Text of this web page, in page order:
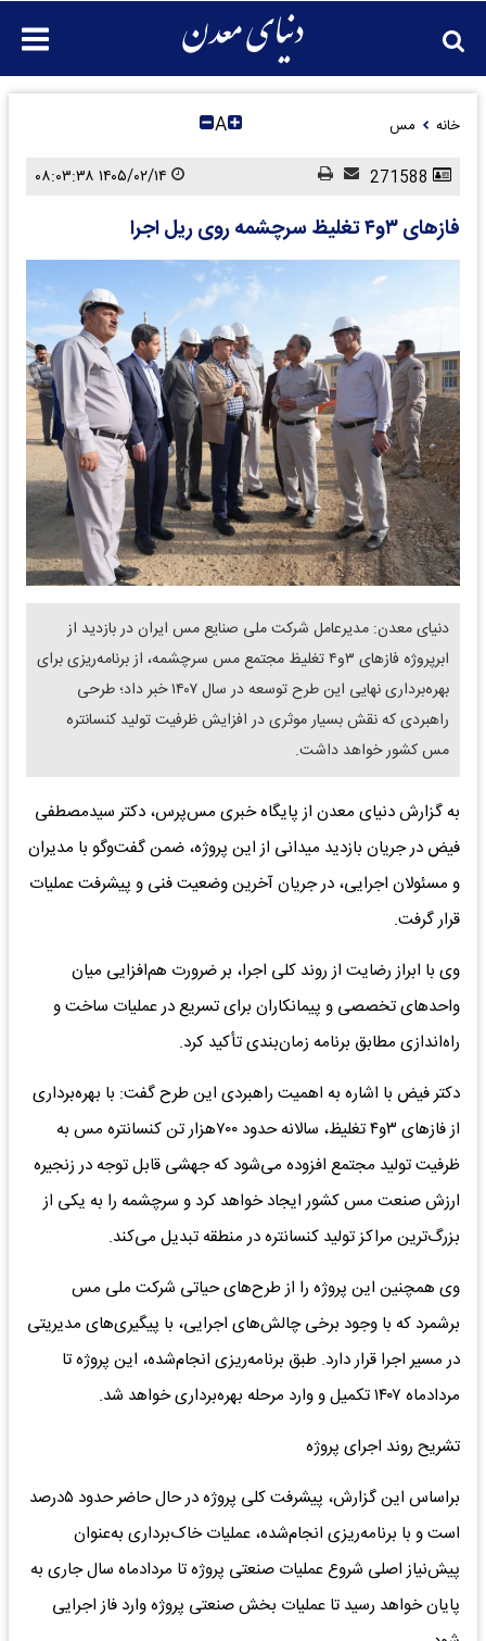
خانه مس A
فازهای ۳و۴ تغلیظ سرچشمه روی ریل اجرا
دنیای معدن: مدیرعامل شرکت ملی صنایع مس ایران در بازدید از
ابرپروژه فازهای ۳و۴ تغلیظ مجتمع مس سرچشمه، از برنامه‌ریزی برای
بهره‌برداری نهایی این طرح توسعه در سال ۱۴۰۷ خبر داد؛ طرحی
راهبردی که نقش بسیار موثری در افزایش ظرفیت تولید کنسانتره
مس کشور خواهد داشت.
به گزارش دنیای معدن از پایگاه خبری مس‌پرس، دکتر سیدمصطفی
فیض در جریان بازدید میدانی از این پروژه، ضمن گفت‌وگو با مدیران
و مسئولان اجرایی، در جریان آخرین وضعیت فنی و پیشرفت عملیات
قرار گرفت.
وی با ابراز رضایت از روند کلی اجرا، بر ضرورت هم‌افزایی میان
واحدهای تخصصی و پیمانکاران برای تسریع در عملیات ساخت و
راه‌اندازی مطابق برنامه زمان‌بندی تأکید کرد.
دکتر فیض با اشاره به اهمیت راهبردی این طرح گفت: با بهره‌برداری
از فازهای ۳و۴ تغلیظ، سالانه حدود ۷۰۰هزار تن کنسانتره مس به
ظرفیت تولید مجتمع افزوده می‌شود که جهشی قابل توجه در زنجیره
ارزش صنعت مس کشور ایجاد خواهد کرد و سرچشمه را به یکی از
بزرگ‌ترین مراکز تولید کنسانتره در منطقه تبدیل می‌کند.
وی همچنین این پروژه را از طرح‌های حیاتی شرکت ملی مس
برشمرد که با وجود برخی چالش‌های اجرایی، با پیگیری‌های مدیریتی
در مسیر اجرا قرار دارد. طبق برنامه‌ریزی انجام‌شده، این پروژه تا
مردادماه ۱۴۰۷ تکمیل و وارد مرحله بهره‌برداری خواهد شد.
تشریح روند اجرای پروژه
براساس این گزارش، پیشرفت کلی پروژه در حال حاضر حدود ۵درصد
است و با برنامه‌ریزی انجام‌شده، عملیات خاک‌برداری به‌عنوان
پیش‌نیاز اصلی شروع عملیات صنعتی پروژه تا مردادماه سال جاری به
پایان خواهد رسید تا عملیات بخش صنعتی پروژه وارد فاز اجرایی